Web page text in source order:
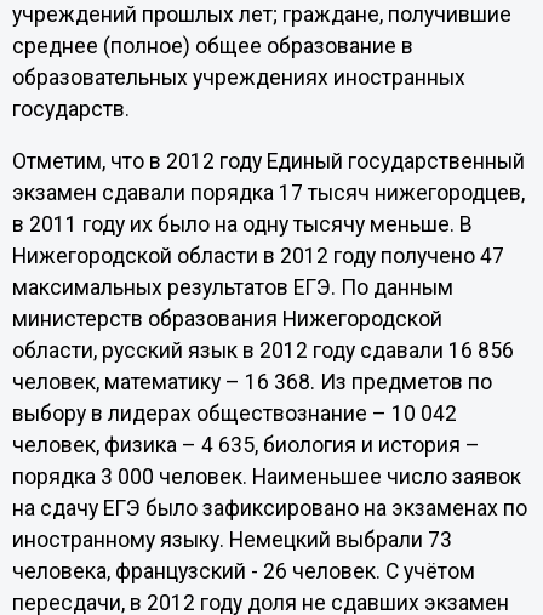
учреждений прошлых лет; граждане, получившие
среднее (полное) общее образование в
образовательных учреждениях иностранных
государств.
Отметим, что в 2012 году Единый государственный
экзамен сдавали порядка 17 тысяч нижегородцев,
в 2011 году их было на одну тысячу меньше. В
Нижегородской области в 2012 году получено 47
максимальных результатов ЕГЭ. По данным
министерств образования Нижегородской
области, русский язык в 2012 году сдавали 16 856
человек, математику – 16 368. Из предметов по
выбору в лидерах обществознание – 10 042
человек, физика – 4 635, биология и история –
порядка 3 000 человек. Наименьшее число заявок
на сдачу ЕГЭ было зафиксировано на экзаменах по
иностранному языку. Немецкий выбрали 73
человека, французский - 26 человек. С учётом
пересдачи, в 2012 году доля не сдавших экзамен